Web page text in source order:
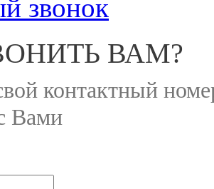
звонок
ВАМ?
контактный
Вами